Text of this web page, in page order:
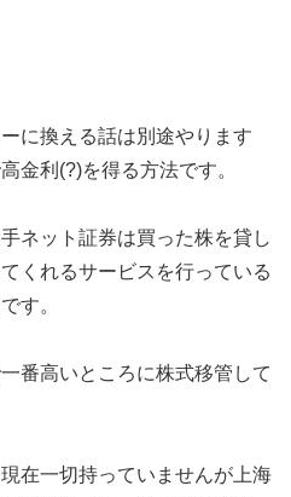
に換える話は別途やります
金利(?)を得る方法です。
ネット証券は買った株を貸し
くれるサービスを行っている
す。
番高いところに株式移管して
在一切持っていませんが上海